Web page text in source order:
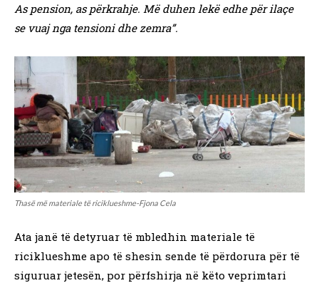
As pension, as përkrahje. Më duhen lekë edhe për ilaçe
se vuaj nga tensioni dhe zemra”.
Thasë më materiale të riciklueshme-Fjona Cela
Ata janë të detyruar të mbledhin materiale të
riciklueshme apo të shesin sende të përdorura për të
siguruar jetesën, por përfshirja në këto veprimtari